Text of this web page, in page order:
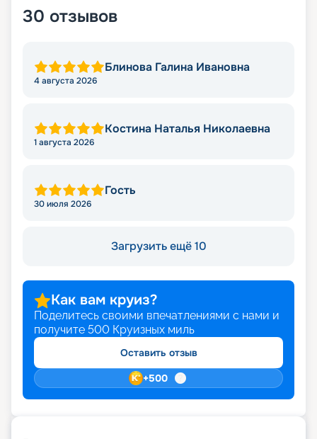
30 отзывов
Блинова Галина Ивановна
4 августа 2026
Костина Наталья Николаевна
1 августа 2026
Гость
30 июля 2026
Загрузить ещё 10
Как вам круиз?
Поделитесь своими впечатлениями с нами и
получите 500 Круизных миль
Оставить отзыв
+500